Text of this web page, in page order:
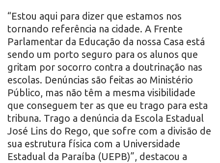
“Estou aqui para dizer que estamos nos
tornando referência na cidade. A Frente
Parlamentar da Educação da nossa Casa está
sendo um porto seguro para os alunos que
gritam por socorro contra a doutrinação nas
escolas. Denúncias são feitas ao Ministério
Público, mas não têm a mesma visibilidade
que conseguem ter as que eu trago para esta
tribuna. Trago a denúncia da Escola Estadual
José Lins do Rego, que sofre com a divisão de
sua estrutura física com a Universidade
Estadual da Paraíba (UEPB)”, destacou a